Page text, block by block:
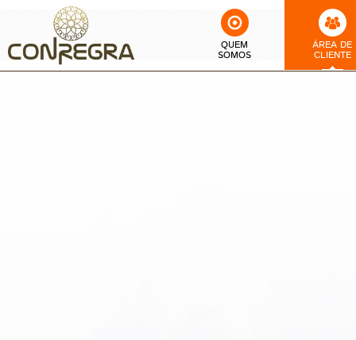
QUEM
SOMOS
ÁREA DE
CLIENTE